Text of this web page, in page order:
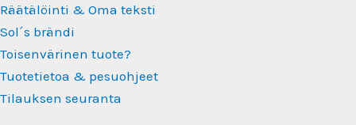
Räätälöinti & Oma teksti
Sol´s brändi
Toisenvärinen tuote?
Tuotetietoa & pesuohjeet
Tilauksen seuranta